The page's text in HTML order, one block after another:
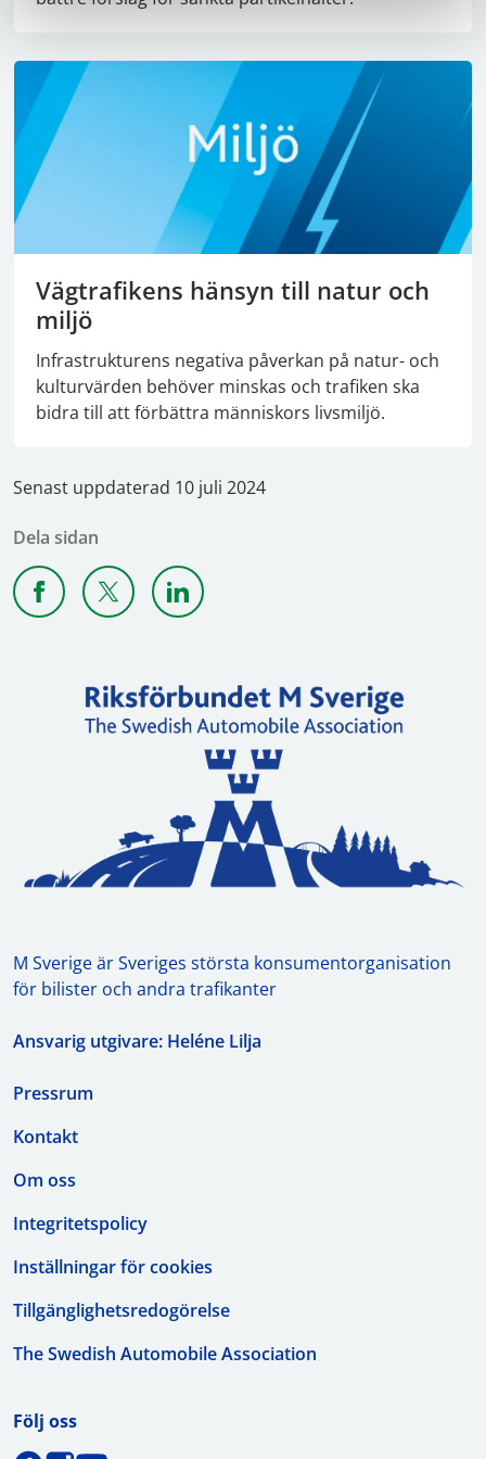
Vägtrafikens hänsyn till natur och
miljö
Infrastrukturens negativa påverkan på natur- och
kulturvärden behöver minskas och trafiken ska
bidra till att förbättra människors livsmiljö.
Senast uppdaterad 10 juli 2024
Dela sidan
Dela sidan på Facebook
Dela sidan på XDela sidan på Linkedin
M Sverige är Sveriges största konsumentorganisation
för bilister och andra trafikanter
Ansvarig utgivare: Heléne Lilja
Pressrum
Kontakt
Om oss
Integritetspolicy
Inställningar för cookies
Tillgänglighetsredogörelse
The Swedish Automobile Association
Följ oss